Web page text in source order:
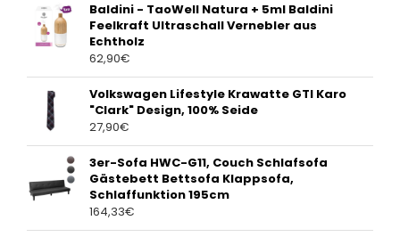
Baldini - TaoWell Natura + 5ml Baldini
Feelkraft Ultraschall Vernebler aus
Echtholz
62,90€
Volkswagen Lifestyle Krawatte GTI Karo
"Clark" Design, 100% Seide
27,90€
3er-Sofa HWC-G11, Couch Schlafsofa
Gästebett Bettsofa Klappsofa,
Schlaffunktion 195cm
164,33€